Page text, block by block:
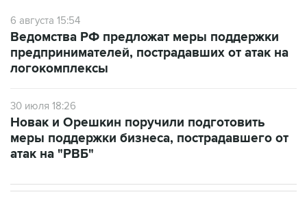
предпринимателей, пострадавших от атак на
логокомплексы
меры поддержки бизнеса, пострадавшего от
атак на "РВБ"